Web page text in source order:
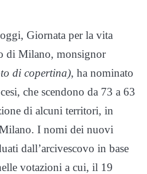
Giornata per la vita
di Milano, monsignor
di copertina), ha nominato
che scendono da 73 a 63
di alcuni territori, in
I nomi dei nuovi
dall’arcivescovo in base
votazioni a cui, il 19